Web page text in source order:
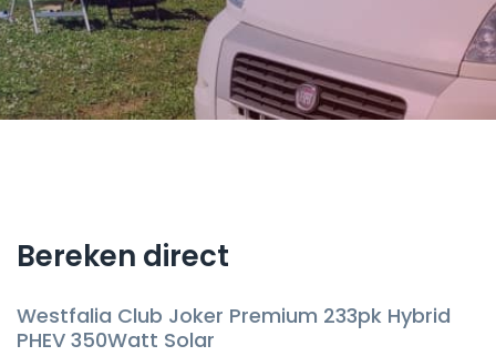
Bereken direct
Westfalia Club Joker Premium 233pk Hybrid
PHEV 350Watt Solar